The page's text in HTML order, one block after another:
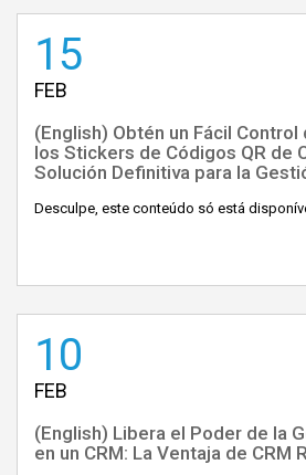
15
FEB
(English) Obtén un Fácil Control
los Stickers de Códigos QR de
Solución Definitiva para la
Desculpe, este conteúdo só está
10
FEB
(English) Libera el Poder de la
en un CRM: La Ventaja de CRM